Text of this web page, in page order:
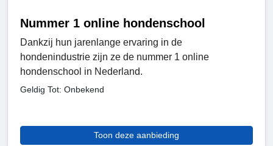
Nummer 1 online hondenschool
Dankzij hun jarenlange ervaring in de
hondenindustrie zijn ze de nummer 1 online
hondenschool in Nederland.
Geldig Tot: Onbekend
Toon deze aanbieding